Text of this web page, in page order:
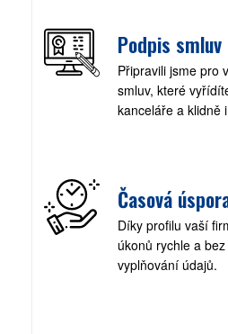
Podpis
Připravili jsme pro
smluv, které
kanceláře a klidně
Časová
Díky profilu vaší
úkonů rychle a
vyplňování údajů.